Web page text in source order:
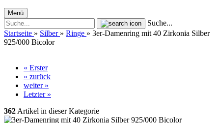
Menü
Suche...
Startseite » Silber » Ringe » 3er-Damenring mit 40 Zirkonia Silber
925/000 Bicolor
« Erster
« zurück
weiter »
Letzter »
362 Artikel in dieser Kategorie